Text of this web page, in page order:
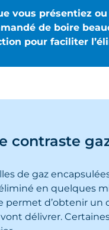
vous présentiez
de boire
pour faciliter
contraste
de gaz
en quelques
d’obtenir un
délivrer.